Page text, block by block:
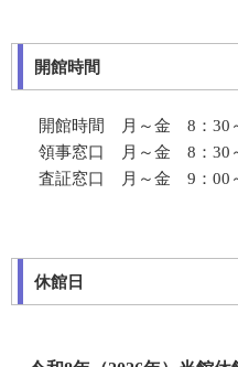
開館時間
開館時間 月～金 8：30～
領事窓口 月～金 8：30～
査証窓口 月～金 9：00～
休館日